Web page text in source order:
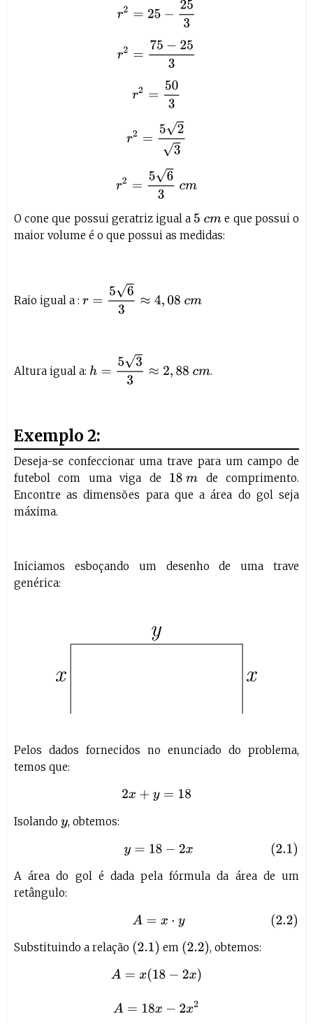
O cone que possui geratriz igual a 5 cm e que possui o
maior volume é o que possui as medidas:
Raio igual a :
3≈4,08
Altura igual a:
≈2 ,88
.
Exemplo 2:
Deseja-se confeccionar uma trave para um campo de
futebol com uma viga de 18 m
de comprimento.
Encontre as dimensões para que a área do gol seja
máxima.
Iniciamos esboçando um desenho de uma trave
genérica:
Pelos dados fornecidos no enunciado do problema,
temos que:
2x+y=18
Isolando y, obtemos:
(2.1) y=18− 2x
A área do gol é dada pela fórmula da área de um
retângulo:
(2.2)A =x⋅ y
Substituindo a relação (2.1) em (2.2) , obtemos:
=x 18− 2x) A =18x−2x